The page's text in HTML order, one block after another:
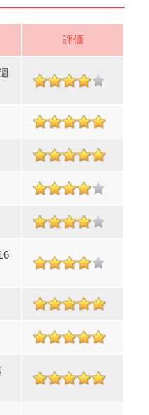
評価